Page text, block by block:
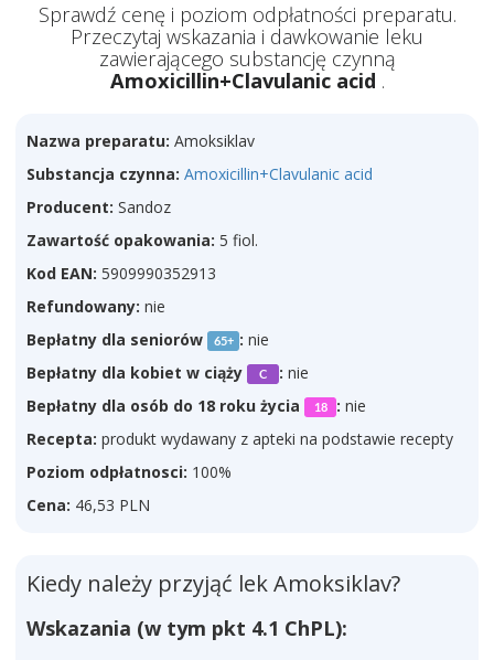
Sprawdź cenę i poziom odpłatności preparatu.
Przeczytaj wskazania i dawkowanie leku
zawierającego substancję czynną
Amoxicillin+Clavulanic acid .
Nazwa preparatu: Amoksiklav
Substancja czynna: Amoxicillin+Clavulanic acid
Producent: Sandoz
Zawartość opakowania: 5 fiol.
Kod EAN: 5909990352913
Refundowany: nie
Bepłatny dla seniorów
65+ : nie
Bepłatny dla kobiet w ciąży
C : nie
Bepłatny dla osób do 18 roku życia
18 : nie
Recepta: produkt wydawany z apteki na podstawie recepty
Poziom odpłatnosci: 100%
Cena: 46,53 PLN
Kiedy należy przyjąć lek Amoksiklav?
Wskazania (w tym pkt 4.1 ChPL):